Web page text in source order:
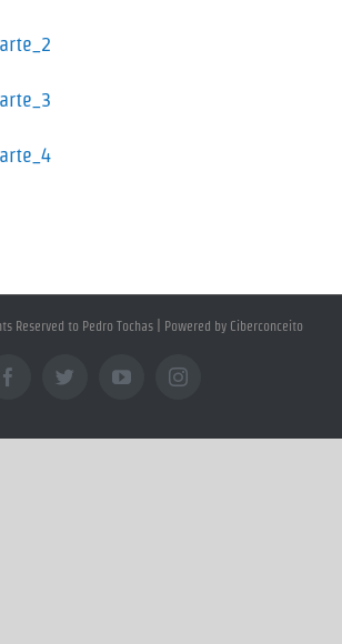
Reserved to Pedro Tochas | Powered by Ciberconceito
FacebookTwitterYouTubeInstagram